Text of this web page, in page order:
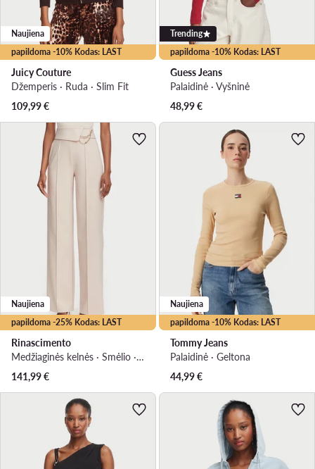
papildoma -10% Kodas: LAST
Naujiena
Juicy Couture
Džemperis · Ruda · Slim Fit
109,99€
papildoma -10% Kodas: LAST
Trending
Guess Jeans
Palaidinė · Vyšninė
48,99€
papildoma -25% Kodas: LAST
Naujiena
Rinascimento
Medžiaginės kelnės · Smėlio · Regular Fit
141,99€
papildoma -10% Kodas: LAST
Naujiena
Tommy Jeans
Palaidinė · Geltona
44,99€